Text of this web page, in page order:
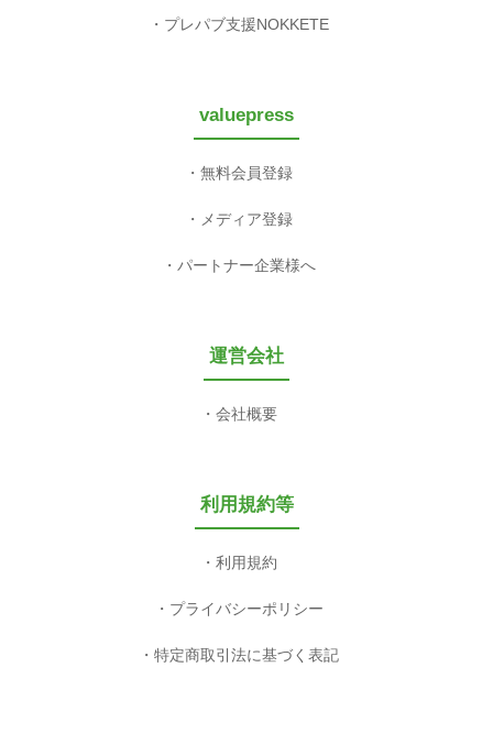
プレパブ支援NOKKETE
valuepress
無料会員登録
メディア登録
パートナー企業様へ
運営会社
会社概要
利用規約等
利用規約
プライバシーポリシー
特定商取引法に基づく表記